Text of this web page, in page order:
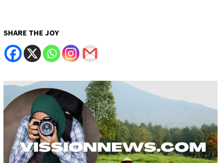
SHARE THE JOY